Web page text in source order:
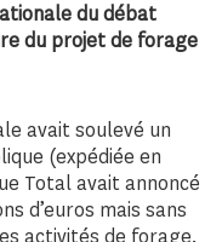
du débat
du projet de forage
avait soulevé un
(expédiée en
Total avait annoncé
d’euros mais sans
activités de forage.